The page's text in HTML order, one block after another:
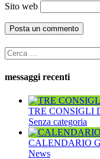
Sito web
Ricerca
per:
messaggi recenti
TRE CONSIGLI
Senza categoria
CALENDARIO
News